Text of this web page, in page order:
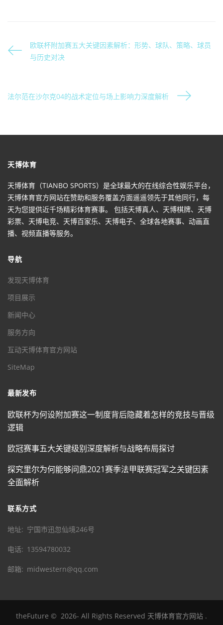
欧联杯附加赛五大关键因素解析：形势、球队、策略、球员
与历史对决
法尔范在沙尔克04的战术定位与场上影响力深度解析
天博体育
天博体育（TIANBO SPORTS）是全球最大的在线综合性娱乐平台，
天博体育官方网站在赞助和服务覆盖方面遥遥领先于其他同行，每
天为您提供近千场精彩体育赛事。 包括天博真人、天博棋牌、天博
彩票、天博电竞、天博百家乐、天博电子、全球各地赛事、动画直
播、视频直播等服务。
导航
发现天博体育
项目展示
新闻中心
服务方向
互动天博体育官方网站
SiteMap
最新发布
欧联杯为何设附加赛这一制度背后隐藏着怎样的竞技与晋级
逻辑
欧冠赛事五大关键级别深度解析与战略布局探讨
探究里尔为何能够问鼎2021赛季法甲联赛冠军之关键因素
全面解析
联系方式
地址 宁国市迅忽仙境246号
电话 13594780032
邮箱 midwestern@qq.com
theFuture © 2026- All Rights Reserved 天博体育官方网站 .